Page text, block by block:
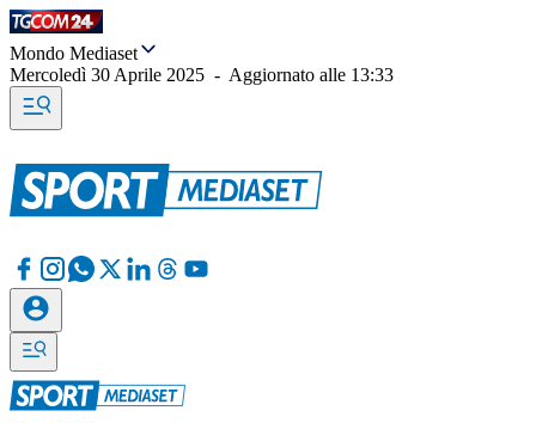
Mondo Mediaset
Mercoledì 30 Aprile 2025 - Aggiornato alle 13:33